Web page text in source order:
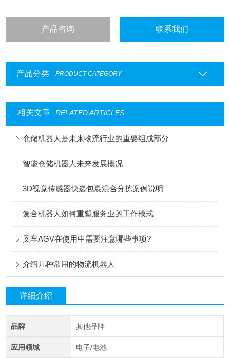
产品咨询 联系我们
产品分类 PRODUCT CATEGORY
相关文章 RELATED ARTICLES
仓储机器人是未来物流行业的重要组成部分
智能仓储机器人未来发展概况
3D视觉传感器快递包裹混合分拣案例说明
复合机器人如何重塑服务业的工作模式
叉车AGV在使用中需要注意哪些事项?
介绍几种常用的物流机器人
详细介绍
品牌 其他品牌
应用领域 电子/电池